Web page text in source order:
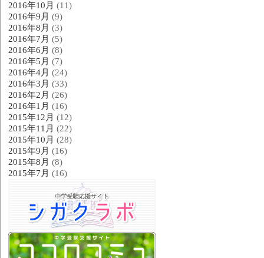
2016年10月 (11)
2016年9月 (9)
2016年8月 (3)
2016年7月 (5)
2016年6月 (8)
2016年5月 (7)
2016年4月 (24)
2016年3月 (33)
2016年2月 (26)
2016年1月 (16)
2015年12月 (12)
2015年11月 (22)
2015年10月 (28)
2015年9月 (16)
2015年8月 (8)
2015年7月 (16)